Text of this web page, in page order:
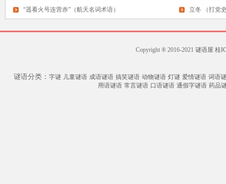
“遥看火号连营赤”（航天名词术语）
立冬 （打党
Copyright ® 2016-2021 谜语屋 桂
谜语分类： 字谜 儿童谜语 成语谜语 搞笑谜语 动物谜语 灯谜 爱情谜语 词语
用语谜语 常言谜语 口语谜语 通假字谜语 药品